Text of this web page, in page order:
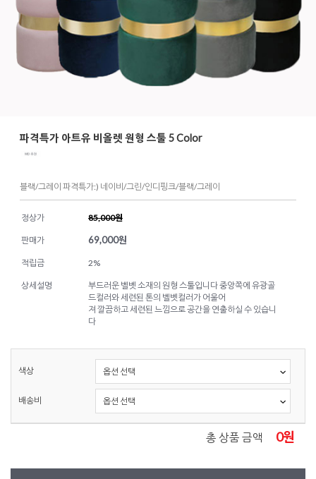
파격특가 아트유 비올렛 원형 스툴 5 Color
블랙/그레이 파격특가:) 네이비/그린/인디핑크/블랙/그레이
정상가 85,000원
판매가 69,000원
적립금 2%
상세설명
부드러운 벨벳 소재의 원형 스툴입니다 중앙쪽에 유광골
드컬러와 세련된 톤의 벨벳컬러가 어울어
져 깔끔하고 세련된 느낌으로 공간을 연출하실 수 있습니
다
색상
배송비
총 상품 금액 0원